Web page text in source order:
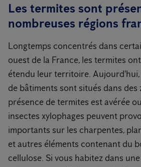
Les termites sont
nombreuses régions
Longtemps concentrés dans
ouest de la France, les termites
étendu leur territoire.
de bâtiments sont situés dans des
présence de termites est avérée
insectes xylophages peuvent
importants sur les charpentes,
et autres éléments contenant du
cellulose. Si vous habitez dans